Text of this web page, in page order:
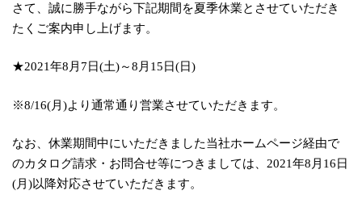
さて、誠に勝手ながら下記期間を夏季休業とさせていただき
たくご案内申し上げます。
★2021年8月7日(土)～8月15日(日)
※8/16(月)より通常通り営業させていただきます。
なお、休業期間中にいただきました当社ホームページ経由で
のカタログ請求・お問合せ等につきましては、2021年8月16日
(月)以降対応させていただきます。